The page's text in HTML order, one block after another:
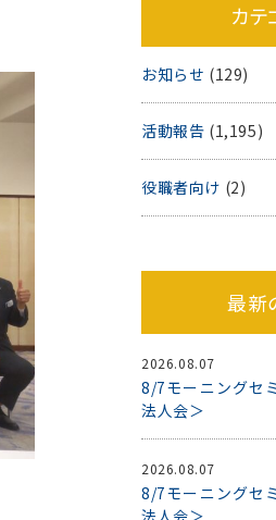
カテ
お知らせ (129)
活動報告 (1,195)
役職者向け (2)
最新
2026.08.07
8/7モーニングセ
法人会＞
2026.08.07
8/7モーニングセ
法人会＞